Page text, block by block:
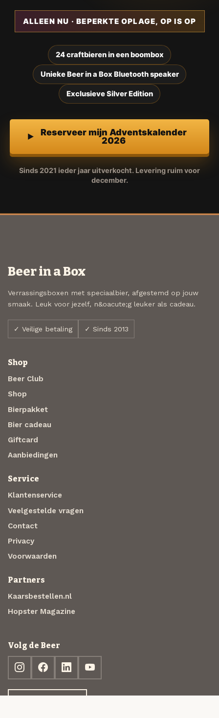
ALLEEN NU · BEPERKTE OPLAGE, OP IS OP
24 craftbieren in een boombox
Unieke Beer in a Box Bluetooth speaker
Exclusieve Silver Edition
Reserveer mijn Adventskalender
2026
Sinds 2021 ieder jaar uitverkocht. Levering ruim voor
december.
Beer in a Box
Verrassingsboxen met speciaalbier, afgestemd op jouw
smaak. Leuk voor jezelf, n&oacute;g leuker als cadeau.
✓ Veilige betaling ✓ Sinds 2013
Shop
Beer Club
Shop
Bierpakket
Bier cadeau
Giftcard
Aanbiedingen
Service
Klantenservice
Veelgestelde vragen
Contact
Privacy
Voorwaarden
Partners
Kaarsbestellen.nl
Hopster Magazine
Volg de Beer